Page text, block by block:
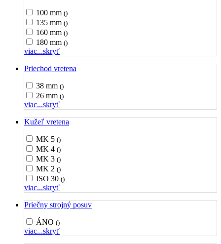
100 mm ()
135 mm ()
160 mm ()
180 mm ()
viac...skryť
Priechod vretena
38 mm ()
26 mm ()
viac...skryť
Kužeľ vretena
MK 5 ()
MK 4 ()
MK 3 ()
MK 2 ()
ISO 30 ()
viac...skryť
Priečny strojný posuv
ÁNO ()
viac...skryť